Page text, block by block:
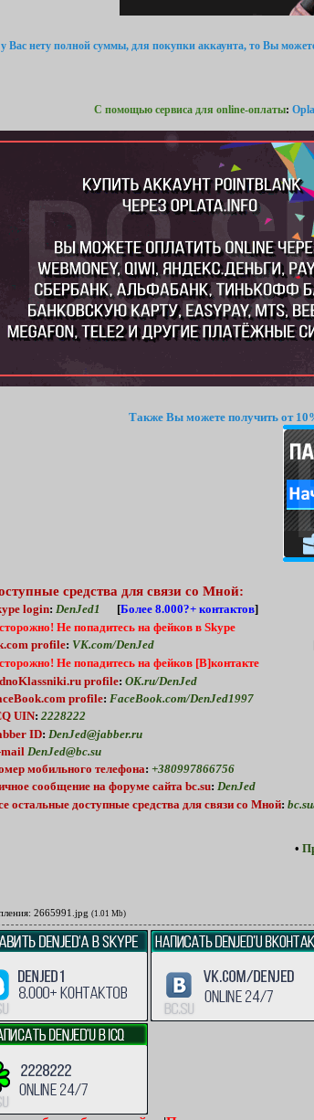
Вас нету полной суммы, для покупки аккаунта, то Вы
С помощью сервиса для online-оплаты:
Также Вы можете получить от
средства для связи со Мной:
login: DenJed1 [Более 8.000?+ контактов]
Не попадитесь на фейков в Skype
profile: VK.com/DenJed
Не попадитесь на фейков [В]контакте
profile: OK.ru/DenJed
profile: FaceBook.com/DenJed1997
UIN: 2228222
ID: DenJed@jabber.ru
DenJed@bc.su
мобильного телефона: +380997866756
сообщениена форуме сайта bc.su: DenJed
остальные доступные средства для связи со Мной:
•
2665991.jpg (1.01 Mb)